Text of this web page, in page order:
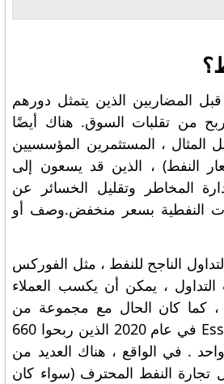
المضاربين الذين يتمثل دورهم
من تقلبات السوق. هناك أيضًا
المثال ، المستثمرين المؤسسيين
النفط) ، الذين قد يسعون إلى
المخاطر وتقليل الخسائر عن
النفطية بسعر منخفض.وصف أو
الناجح للنفط ، مثل الفوركس
، يمكن أن يكسب العملاء
، كما كان الحال مع مجموعة من
المتداولين من Essex Oil في عام 2020 الذين ربحوا 660
. في الواقع ، هناك العديد من
النفط المحترف (سواء كان